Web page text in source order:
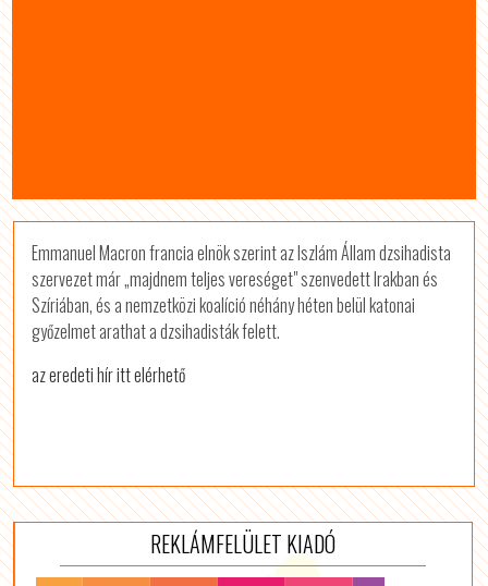
Emmanuel Macron francia elnök szerint az Iszlám Állam dzsihadista
szervezet már „majdnem teljes vereséget" szenvedett Irakban és
Szíriában, és a nemzetközi koalíció néhány héten belül katonai
győzelmet arathat a dzsihadisták felett.
az eredeti hír itt elérhető
REKLÁMFELÜLET KIADÓ